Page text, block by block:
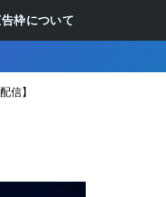
枠について
信】